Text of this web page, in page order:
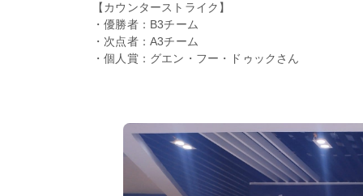
【カウンターストライク】
・優勝者：B3チーム
・次点者：A3チーム
・個人賞：グエン・フー・ドゥックさん